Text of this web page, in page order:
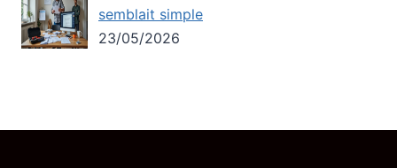
semblait simple
23/05/2026